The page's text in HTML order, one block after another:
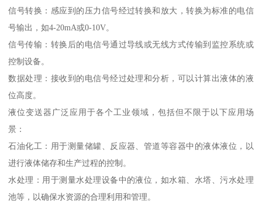
信号转换：感应到的压力信号经过转换和放大，转换为标准的电信
号输出，如4-20mA或0-10V。
信号传输：转换后的电信号通过导线或无线方式传输到监控系统或
控制设备。
数据处理：接收到的电信号经过处理和分析，可以计算出液体的液
位高度。
液位变送器广泛应用于各个工业领域，包括但不限于以下应用场
景：
石油化工：用于测量储罐、反应器、管道等容器中的液体液位，以
进行液体储存和生产过程的控制。
水处理：用于测量水处理设备中的液位，如水箱、水塔、污水处理
池等，以确保水资源的合理利用和管理。